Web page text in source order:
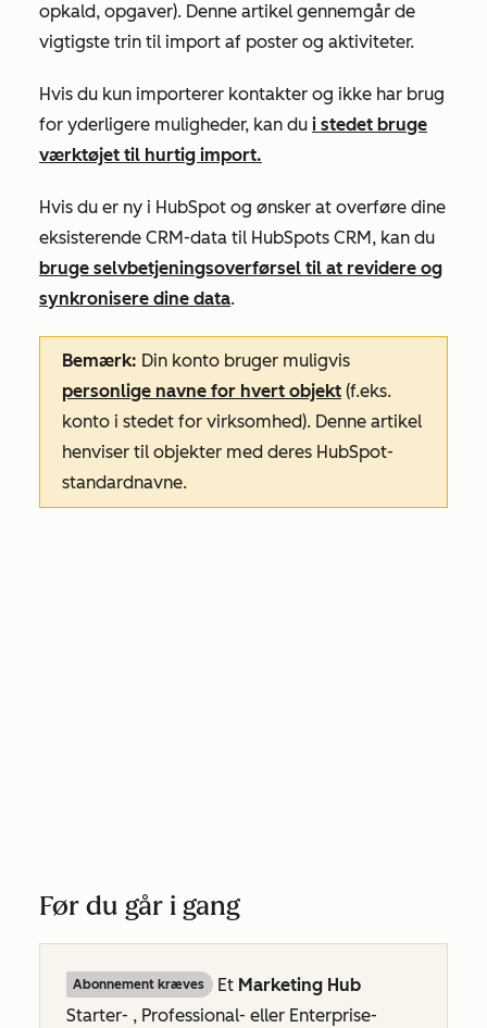
opkald, opgaver). Denne artikel gennemgår de
vigtigste trin til import af poster og aktiviteter.
Hvis du kun importerer kontakter og ikke har brug
for yderligere muligheder, kan du i stedet bruge
værktøjet til hurtig import.
Hvis du er ny i HubSpot og ønsker at overføre dine
eksisterende CRM-data til HubSpots CRM, kan du
bruge selvbetjeningsoverførsel til at revidere og
synkronisere dine data.
Bemærk: Din konto bruger muligvis
personlige navne for hvert objekt (f.eks.
konto i stedet for virksomhed). Denne artikel
henviser til objekter med deres HubSpot-
standardnavne.
Før du går i gang
Abonnement kræves Et Marketing Hub
Starter- , Professional- eller Enterprise-